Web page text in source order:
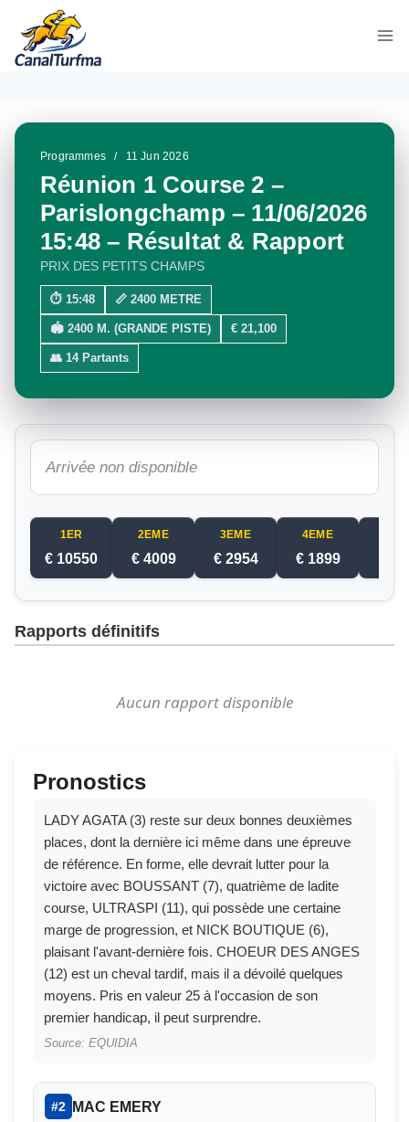
contenu
Programmes / 11 Jun 2026
Réunion 1 Course 2 –
Parislongchamp – 11/06/2026
15:48 – Résultat & Rapport
PRIX DES PETITS CHAMPS
⏱ 15:48 📏 2400 METRE
🏟 2400 M. (GRANDE PISTE) € 21,100
👥 14 Partants
Arrivée non disponible
1ER
€ 10550
2EME
€ 4009
3EME
€ 2954
4EME
€ 1899
Rapports définitifs
Aucun rapport disponible
Pronostics
LADY AGATA (3) reste sur deux bonnes deuxièmes
places, dont la dernière ici même dans une épreuve
de référence. En forme, elle devrait lutter pour la
victoire avec BOUSSANT (7), quatrième de ladite
course, ULTRASPI (11), qui possède une certaine
marge de progression, et NICK BOUTIQUE (6),
plaisant l'avant-dernière fois. CHOEUR DES ANGES
(12) est un cheval tardif, mais il a dévoilé quelques
moyens. Pris en valeur 25 à l'occasion de son
premier handicap, il peut surprendre.
Source: EQUIDIA
#2 MAC EMERY